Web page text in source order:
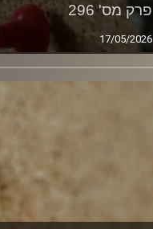
פרק מס' 296
17/05/2026